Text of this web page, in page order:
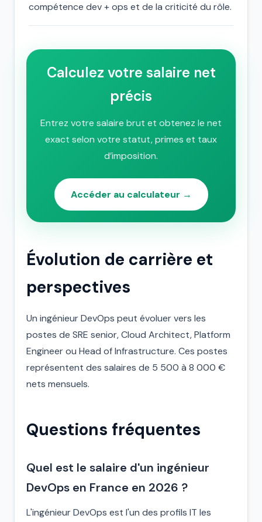
compétence dev + ops et de la criticité du rôle.
Calculez votre salaire net
précis
Entrez votre salaire brut et obtenez le net
exact selon votre statut, primes et taux
d’imposition.
Accéder au calculateur →
Évolution de carrière et
perspectives
Un ingénieur DevOps peut évoluer vers les
postes de SRE senior, Cloud Architect, Platform
Engineer ou Head of Infrastructure. Ces postes
représentent des salaires de 5 500 à 8 000 €
nets mensuels.
Questions fréquentes
Quel est le salaire d'un ingénieur
DevOps en France en 2026 ?
L'ingénieur DevOps est l'un des profils IT les